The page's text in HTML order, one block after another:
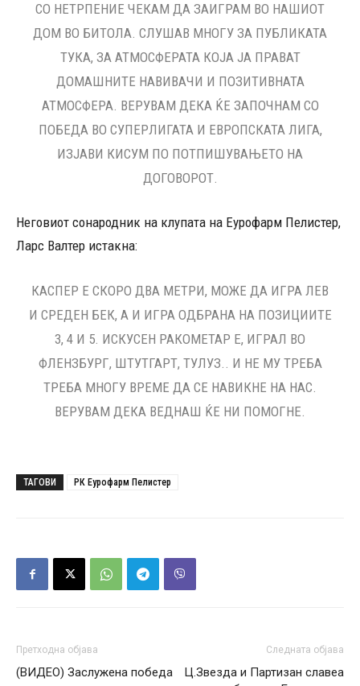
СО НЕТРПЕНИЕ ЧЕКАМ ДА ЗАИГРАМ ВО НАШИОТ
ДОМ ВО БИТОЛА. СЛУШАВ МНОГУ ЗА ПУБЛИКАТА
ТУКА, ЗА АТМОСФЕРАТА КОЈА ЈА ПРАВАТ
ДОМАШНИТЕ НАВИВАЧИ И ПОЗИТИВНАТА
АТМОСФЕРА. ВЕРУВАМ ДЕКА ЌЕ ЗАПОЧНАМ СО
ПОБЕДА ВО СУПЕРЛИГАТА И ЕВРОПСКАТА ЛИГА,
ИЗЈАВИ КИСУМ ПО ПОТПИШУВАЊЕТО НА
ДОГОВОРОТ.
Неговиот сонародник на клупата на Еурофарм Пелистер,
Ларс Валтер истакна:
КАСПЕР Е СКОРО ДВА МЕТРИ, МОЖЕ ДА ИГРА ЛЕВ
И СРЕДЕН БЕК, А И ИГРА ОДБРАНА НА ПОЗИЦИИТЕ
3, 4 И 5. ИСКУСЕН РАКОМЕТАР Е, ИГРАЛ ВО
ФЛЕНЗБУРГ, ШТУТГАРТ, ТУЛУЗ.. И НЕ МУ ТРЕБА
ТРЕБА МНОГУ ВРЕМЕ ДА СЕ НАВИКНЕ НА НАС.
ВЕРУВАМ ДЕКА ВЕДНАШ ЌЕ НИ ПОМОГНЕ.
ТАГОВИ РК Еурофарм Пелистер
Претходна објава
(ВИДЕО) Заслужена победа
Следната објава
Ц.Звезда и Партизан славеа